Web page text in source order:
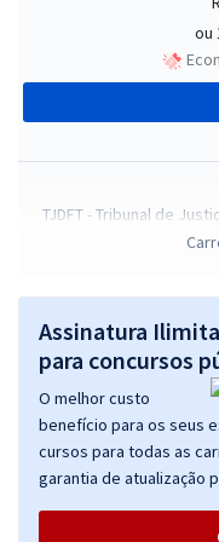
ou
TJDFT - Tribunal de
Analista Judiciário -
ou
TJDFT - Tribunal de
Assinatura
para concursos
O melhor custo
benefício para os seus
cursos para todas as
garantia de atualização